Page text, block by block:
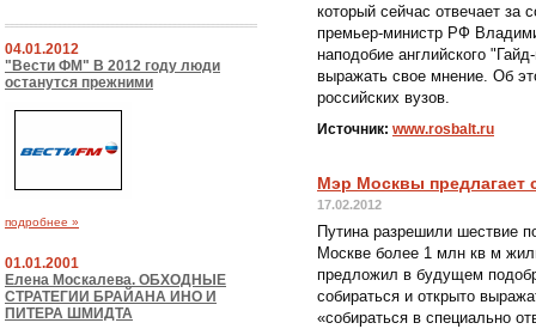
04.01.2012
"Вести ФМ" В 2012 году люди
останутся прежними
подробнее »
01.01.2001
Елена Москалева. ОБХОДНЫЕ
СТРАТЕГИИ БРАЙАНА ИНО И
ПИТЕРА ШМИДТА
который сейчас отвечает за
премьер-министр РФ
наподобие английского
выражать свое мнение. Об
российских вузов.
Источник: www.rosbalt.ru
Мэр Москвы предлагает
17.02.2012
Путина разрешили шествие
Москве более 1 млн кв м
предложил в будущем
собираться и открыто
«собираться в специально